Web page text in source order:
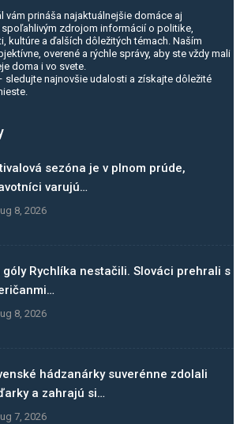
vám prináša najaktuálnejšie domáce aj
spoľahlivým zdrojom informácií o politike,
kultúre a ďalších dôležitých témach. Naším
overené a rýchle správy, aby ste vždy mali
doma i vo svete.
sledujte najnovšie udalosti a získajte dôležité
sezóna je v plnom prúde,
varujú…
8, 2026
góly Rychlíka nestačili. Slováci prehrali s
8, 2026
hádzanárky suverénne zdolali
a zahrajú si…
7, 2026